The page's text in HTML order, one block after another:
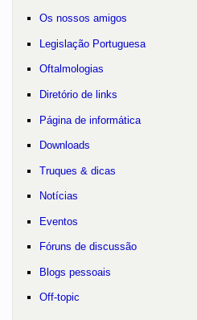
Os nossos amigos
Legislação Portuguesa
Oftalmologias
Diretório de links
Página de informática
Downloads
Truques & dicas
Notícias
Eventos
Fóruns de discussão
Blogs pessoais
Off-topic